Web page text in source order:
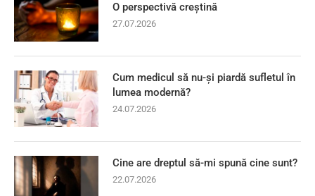
O perspectivă creștină
27.07.2026
Cum medicul să nu-și piardă sufletul în
lumea modernă?
24.07.2026
Cine are dreptul să-mi spună cine sunt?
22.07.2026